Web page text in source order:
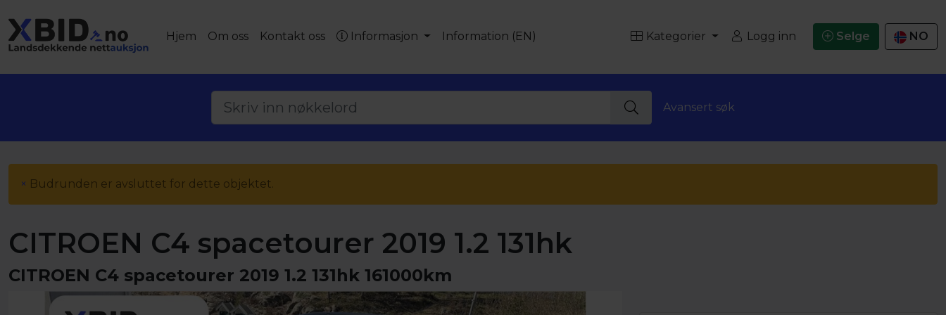
Hjem Om oss Kontakt oss Informasjon Information (EN) Kategorier Logg inn Selge NO
Avansert søk
× Budrunden er avsluttet for dette objektet.
CITROEN C4 spacetourer 2019 1.2 131hk
CITROEN C4 spacetourer 2019 1.2 131hk 161000km